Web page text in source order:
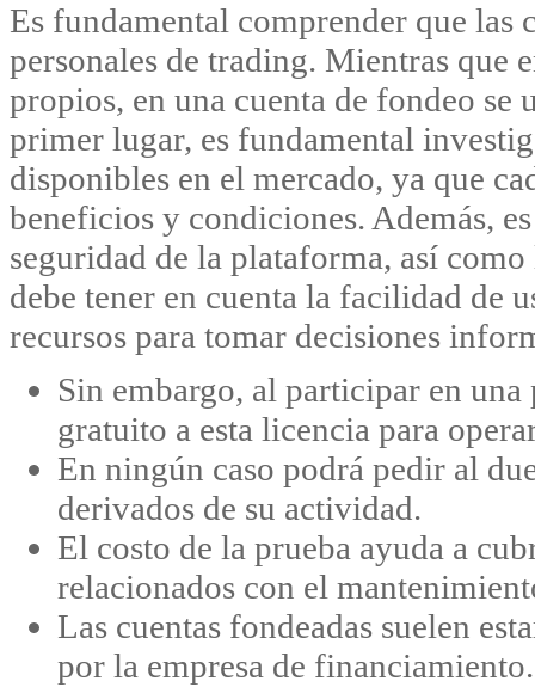
Es fundamental comprender que las
personales de trading. Mientras que
propios, en una cuenta de fondeo
primer lugar, es fundamental
disponibles en el mercado, ya que
beneficios y condiciones. Además,
seguridad de la plataforma, así
debe tener en cuenta la facilidad de
recursos para tomar decisiones
Sin embargo, al participar en una
gratuito a esta licencia para
En ningún caso podrá pedir al
derivados de su actividad.
El costo de la prueba ayuda a
relacionados con el
Las cuentas fondeadas suelen
por la empresa de financiamiento.